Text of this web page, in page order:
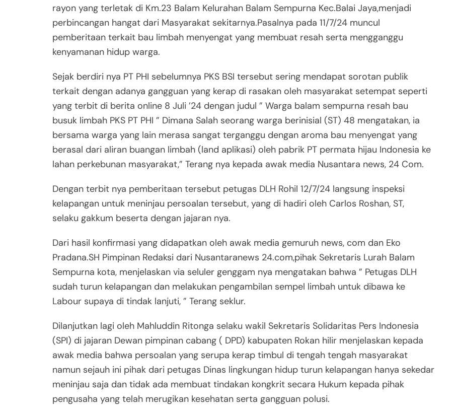
rayon yang terletak di Km.23 Balam Kelurahan Balam Sempurna Kec.Balai Jaya,menjadi
perbincangan hangat dari Masyarakat sekitarnya.Pasalnya pada 11/7/24 muncul
pemberitaan terkait bau limbah menyengat yang membuat resah serta mengganggu
kenyamanan hidup warga.
Sejak berdiri nya PT PHI sebelumnya PKS BSI tersebut sering mendapat sorotan publik
terkait dengan adanya gangguan yang kerap di rasakan oleh masyarakat setempat seperti
yang terbit di berita online 8 Juli ’24 dengan judul ” Warga balam sempurna resah bau
busuk limbah PKS PT PHI ” Dimana Salah seorang warga berinisial (ST) 48 mengatakan, ia
bersama warga yang lain merasa sangat terganggu dengan aroma bau menyengat yang
berasal dari aliran buangan limbah (land aplikasi) oleh pabrik PT permata hijau Indonesia ke
lahan perkebunan masyarakat,” Terang nya kepada awak media Nusantara news, 24 Com.
Dengan terbit nya pemberitaan tersebut petugas DLH Rohil 12/7/24 langsung inspeksi
kelapangan untuk meninjau persoalan tersebut, yang di hadiri oleh Carlos Roshan, ST,
selaku gakkum beserta dengan jajaran nya.
Dari hasil konfirmasi yang didapatkan oleh awak media gemuruh news, com dan Eko
Pradana.SH Pimpinan Redaksi dari Nusantaranews 24.com,pihak Sekretaris Lurah Balam
Sempurna kota, menjelaskan via seluler genggam nya mengatakan bahwa ” Petugas DLH
sudah turun kelapangan dan melakukan pengambilan sempel limbah untuk dibawa ke
Labour supaya di tindak lanjuti, ” Terang seklur.
Dilanjutkan lagi oleh Mahluddin Ritonga selaku wakil Sekretaris Solidaritas Pers Indonesia
(SPI) di jajaran Dewan pimpinan cabang ( DPD) kabupaten Rokan hilir menjelaskan kepada
awak media bahwa persoalan yang serupa kerap timbul di tengah tengah masyarakat
namun sejauh ini pihak dari petugas Dinas lingkungan hidup turun kelapangan hanya sekedar
meninjau saja dan tidak ada membuat tindakan kongkrit secara Hukum kepada pihak
pengusaha yang telah merugikan kesehatan serta gangguan polusi.